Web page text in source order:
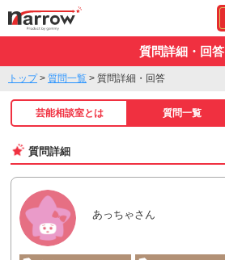
質問詳細・回答
トップ> 質問一覧 > 質問詳細・回答
芸能相談室とは 質問一覧
質問詳細
あっちゃさん